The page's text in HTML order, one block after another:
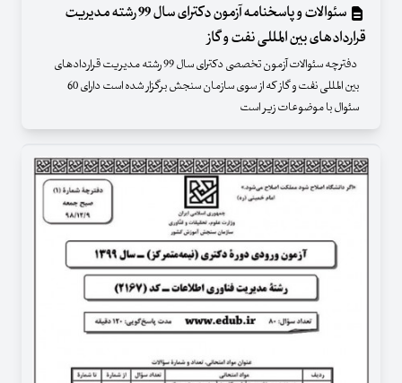
سئوالات و پاسخنامه آزمون دکترای سال 99 رشته مدیریت
قراردادهای بین المللی نفت و گاز
دفترچه سئوالات آزمون تخصصی دکترای سال 99 رشته مدیریت قراردادهای
بین المللی نفت و گاز که از سوی سازمان سنجش برگزار شده است دارای 60
سئوال با موضوعات زیر است